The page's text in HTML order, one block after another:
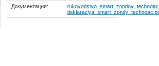
Документация: